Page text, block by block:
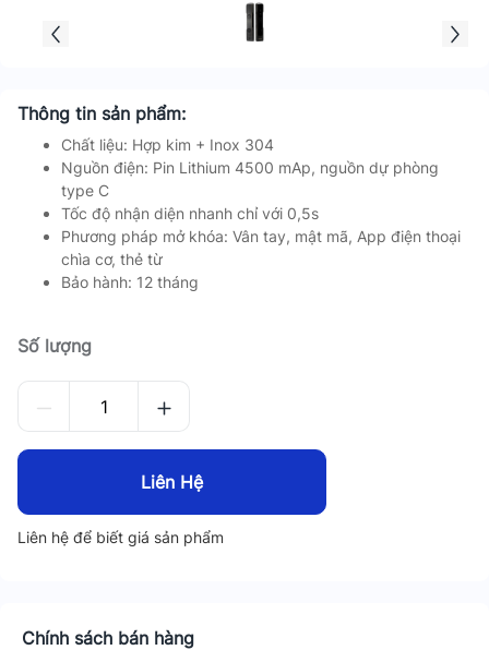
Thông tin sản phẩm:
Chất liệu: Hợp kim + Inox 304
Nguồn điện: Pin Lithium 4500 mAp, nguồn dự phòng
type C
Tốc độ nhận diện nhanh chỉ với 0,5s
Phương pháp mở khóa: Vân tay, mật mã, App điện thoại
chìa cơ, thẻ từ
Bảo hành: 12 tháng
Số lượng
Liên Hệ
Liên hệ để biết giá sản phẩm
Chính sách bán hàng